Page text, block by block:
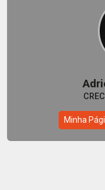
Minha